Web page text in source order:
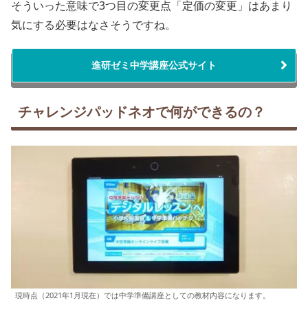
そういった意味で3つ目の変更点「定価の変更」はあまり
気にする必要はなさそうですね。
進研ゼミ中学講座公式サイト
チャレンジパッドネオで何ができるの？
現時点（2021年1月現在）では中学準備講座としての教材内容になります。